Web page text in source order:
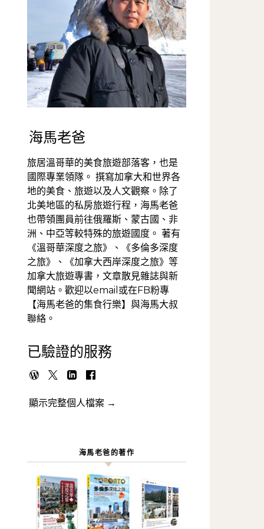
海馬老爸
旅居溫哥華的美食旅遊部落客，也是
國際專業領隊。 撰寫加拿大和世界各
地的美食、旅遊以及人文觀察。除了
北美地區的私房旅遊行程，海馬老爸
也帶領團員前往俄羅斯、蒙古國、非
洲、中亞等較特殊的旅遊國度。 著有
《溫哥華深度之旅》、《多倫多深度
之旅》、《加拿大西岸深度之旅》等
加拿大旅遊專書，文章散見雜誌與新
聞網站。歡迎以email或在FB粉專
【海馬老爸的集食行樂】與海馬大叔
聯絡。
已驗證的服務
顯示完整個人檔案 →
海馬老爸的著作